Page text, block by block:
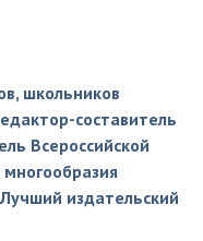
школьников
составитель
Всероссийской
издательский